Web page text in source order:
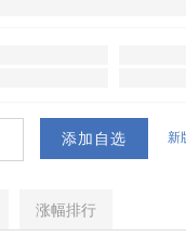
新
涨幅排行